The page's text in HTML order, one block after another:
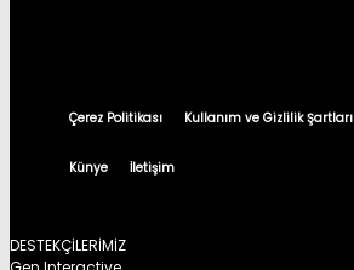
Çerez Politikası Kullanım ve Gizlilik Şartları
Künye İletişim
DESTEKÇİLERİMİZ